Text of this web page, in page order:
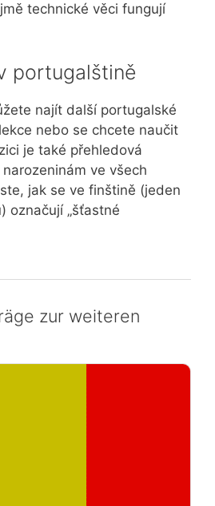
technické věci fungují
portugalštině
najít další portugalské
nebo se chcete naučit
je také přehledová
ve všech
jak se ve finštině (jeden
označují „šťastné
zur weiteren